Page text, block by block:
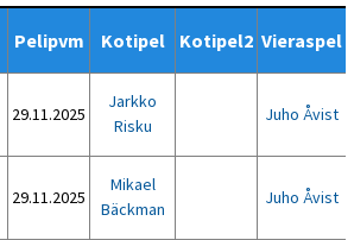
Pelipvm Kotipel Kotipel2 Vieraspel
29.11.2025
Jarkko
Risku
Juho Åvist
29.11.2025
Mikael
Bäckman
Juho Åvist